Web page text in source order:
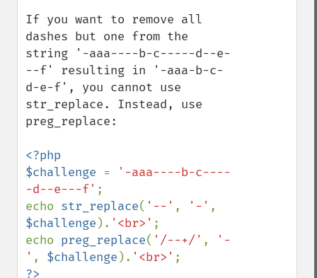
If you want to remove all
dashes but one from the
string '-aaa----b-c-----d--e-
--f' resulting in '-aaa-b-c-
d-e-f', you cannot use
str_replace. Instead, use
preg_replace:
<?php
$challenge =
'-aaa----b-c----
-d--e---f' ;
echo str_replace( '--' , '-'
$challenge ). '<br>' ;
echo preg_replace( '/--+/' ,
'-
' , $challenge ). '<br>'